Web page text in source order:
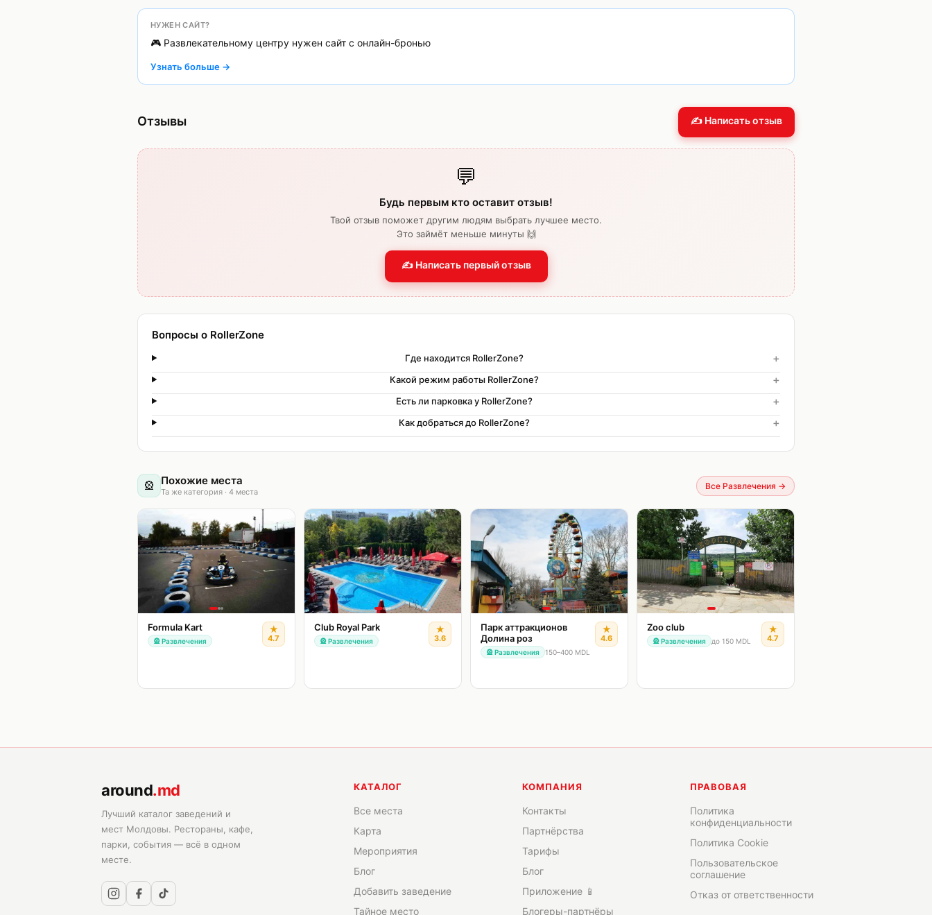
НУЖЕН САЙТ?
🎮 Развлекательному центру нужен сайт с онлайн-бронью
Узнать больше →
Отзывы ✍️ Написать отзыв
💬
Будь первым кто оставит отзыв!
Твой отзыв поможет другим людям выбрать лучшее место.
Это займёт меньше минуты 🙌
✍️ Написать первый отзыв
Вопросы о RollerZone
Где находится RollerZone? +
Какой режим работы RollerZone? +
Есть ли парковка у RollerZone? +
Как добраться до RollerZone? +
🎡 Похожие места
Та же категория · 4 места
Все Развлечения →
Formula Kart
🎡Развлечения
★
4.7
Club Royal Park
🎡Развлечения
★
3.6
Парк аттракционов
Долина роз
🎡Развлечения 150–400 MDL
★
4.6
Zoo club
🎡Развлечения до 150 MDL
★
4.7
around.md
Лучший каталог заведений и
мест Молдовы. Рестораны, кафе,
парки, события — всё в одном
месте.
КАТАЛОГ
Все места
Карта
Мероприятия
Блог
Добавить заведение
Тайное место
КОМПАНИЯ
Контакты
Партнёрства
Тарифы
Блог
Приложение 📱
Блогеры-партнёры
ПРАВОВАЯ
Политика
конфиденциальности
Политика Cookie
Пользовательское
соглашение
Отказ от ответственности